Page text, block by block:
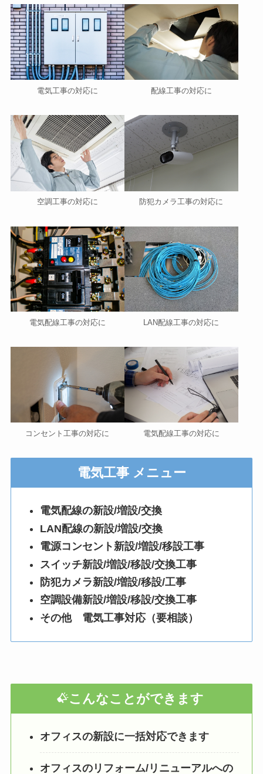
電気工事の対応に 配線工事の対応に
空調工事の対応に 防犯カメラ工事の対応に
電気配線工事の対応に LAN配線工事の対応に
コンセント工事の対応に 電気配線工事の対応に
電気工事 メニュー
電気配線の新設/増設/交換
LAN配線の新設/増設/交換
電源コンセント新設/増設/移設工事
スイッチ新設/増設/移設/交換工事
防犯カメラ新設/増設/移設/工事
空調設備新設/増設/移設/交換工事
その他 電気工事対応（要相談）
こんなことができます
オフィスの新設に一括対応できます
オフィスのリフォーム/リニューアルへの